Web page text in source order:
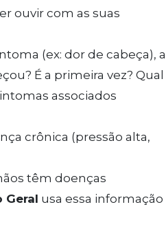
ouvir com as suas
(ex: dor de cabeça), a
É a primeira vez? Qual
associados
crônica (pressão alta,
têm doenças
Geral usa essa informação